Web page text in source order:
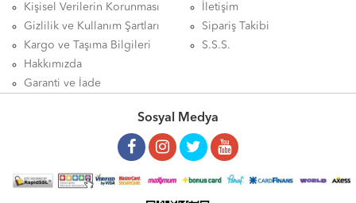
Karadut Özü 350g satış yerleri, Yöresel Bahçem Karadut Özü 350gI satılan yerler, Yöresel Bahçem Karadut Özü 350g satan
yerler, Yöresel Bahçem Karadut Özü 350g nerede satılır, Yöresel Bahçem Karadut Özü 350g nereden alınır, Yöresel Bahçem
Karadut Özü 350g nerelerde satılıyor, Yöresel Bahçem Karadut Özü 350g nerden alabilirim, Yöresel Bahçem Karadut Özü
350g satılan, Yöresel Bahçem Karadut Özü 350g satılır, Yöresel Bahçem Karadut Özü 350g etkileri, Yöresel Bahçem Karadut
Özü 350g nasıl kullanılır, Yöresel Bahçem Karadut Özü 350g nerde, Yöresel Bahçem Karadut Özü 350g faydası, Yöresel
fiyatı, Yöresel Bahçem Karadut Özü 350g fiyatları, Yöresel Bahçem Karadut Özü 350g detayları, Yöresel Bahçem Karadut Özü
350g açıklamaları, Yöresel Bahçem Karadut Özü 350g ürünü faydaları, Yöresel Bahçem Karadut Özü 350g ürünü kullanımı,
Yöresel Bahçem Karadut Özü 350g ürünü faydaları ve kullanımı, Yöresel Bahçem Karadut Özü 350g ürünü hakkında, Yöresel
Bahçem Karadut Özü 350g ürünü yorum, Yöresel Bahçem Karadut Özü 350g ürünü satışı, Yöresel Bahçem Karadut Özü 350g
Kişisel Verilerin Korunması
Gizlilik ve Kullanım Şartları
Kargo ve Taşıma Bilgileri
Hakkımızda
Garanti ve İade
İletişim
Sipariş Takibi
S.S.S.
Sosyal Medya